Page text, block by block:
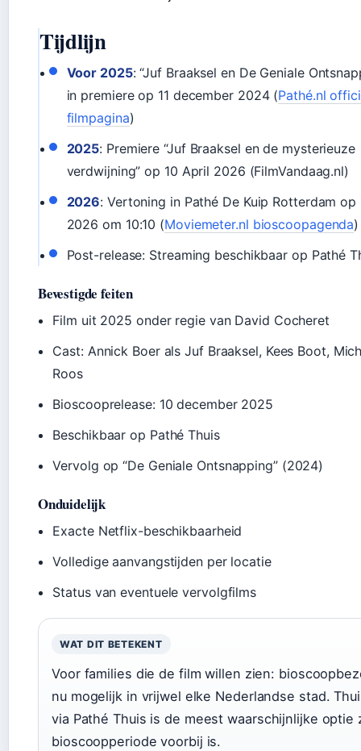
Tijdlijn
Voor 2025: “Juf Braaksel en De Geniale
in premiere op 11 december 2024 (Pathé.nl
filmpagina)
2025: Premiere “Juf Braaksel en de mysterieuze
verdwijning” op 10 April 2026 (FilmVandaag.nl)
2026: Vertoning in Pathé De Kuip Rotterdam op
2026 om 10:10 (Moviemeter.nl bioscoopagenda)
Post-release: Streaming beschikbaar op Pathé
Bevestigde feiten
Film uit 2025 onder regie van David Cocheret
Cast: Annick Boer als Juf Braaksel, Kees Boot,
Roos
Bioscooprelease: 10 december 2025
Beschikbaar op Pathé Thuis
Vervolg op “De Geniale Ontsnapping” (2024)
Onduidelijk
Exacte Netflix-beschikbaarheid
Volledige aanvangstijden per locatie
Status van eventuele vervolgfilms
WAT DIT BETEKENT
Voor families die de film willen zien:
nu mogelijk in vrijwel elke Nederlandse stad.
via Pathé Thuis is de meest waarschijnlijke optie
bioscoopperiode voorbij is.